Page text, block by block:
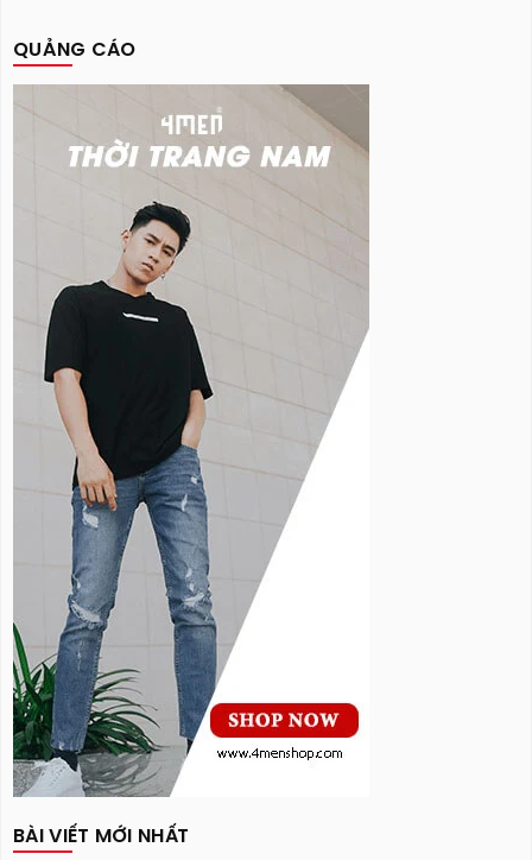
QUẢNG CÁO
BÀI VIẾT MỚI NHẤT